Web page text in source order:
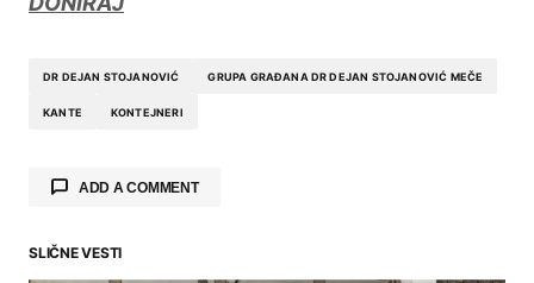
DR DEJAN STOJANOVIĆ GRUPA GRAĐANA DR DEJAN STOJANOVIĆ MEČE
KANTE KONTEJNERI
ADD A COMMENT
SLIČNE VESTI